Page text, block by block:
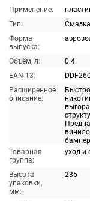
Применение:
Тип:
Форма
выпуска:
Объём, л:
0.4
EAN-13:
Расширенное
описание:
Товарная
группа:
уход и
Высота
упаковки,
мм:
235